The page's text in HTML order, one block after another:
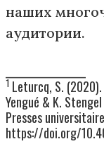
наших
аудитории.
1 Leturcq, S.
Yengué & K.
Presses
https://doi.org/